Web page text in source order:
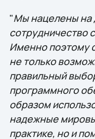
"Мы нацелены на
сотрудничество
Именно поэтому
не только
правильный
программного
образом
надежные
практике, но и